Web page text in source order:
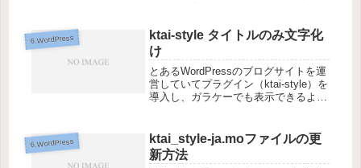
reference has ...
6.WordPress
ktai-style タイトルのみ文字化
け
とあるWordPressのブログサイトを運
営していてプラグイン（ktai-style）を
導入し、ガラケーでも表示できるよう
れ・・？と思ったもののずっと放置し
ていました...
6.WordPress
ktai_style-ja.moファイルの更
新方法